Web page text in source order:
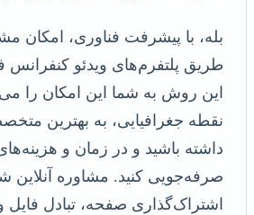
بله، با پیشرفت فناوری، امکان
طریق پلتفرم‌های ویدئو
این روش به شما این امکان را
نقطه جغرافیایی، به بهترین
داشته باشید و در زمان و
صرفه‌جویی کنید. مشاوره آنلاین
اشتراک‌گذاری صفحه، تبادل فایل